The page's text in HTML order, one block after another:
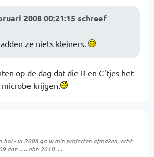
2008 00:21:15 schreef
ze niets kleiners.
op de dag dat die R en C'tjes het
krijgen.
bol- in 2008 ga ik m'n projecten afmaken, echt
dan ..... ehh 2010 ....